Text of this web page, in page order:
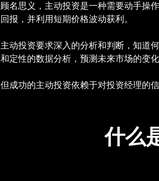
顾名思义，主动投资是一种需要动手操
回报，并利用短期价格波动获利。
主动投资要求深入的分析和判断，知道
和定性的数据分析，预测未来市场的变化
但成功的主动投资依赖于对投资经理的
什么